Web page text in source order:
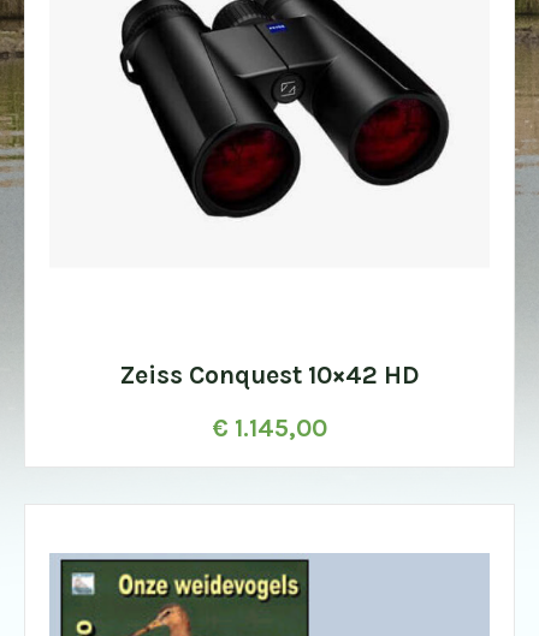
Zeiss Conquest 10×42 HD
€ 1.145,00